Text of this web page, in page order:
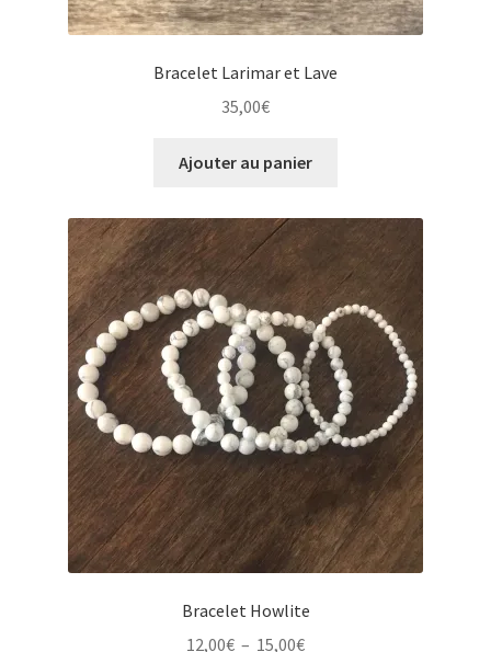
Bracelet Larimar et Lave
35,00€
Ajouter au panier
Bracelet Howlite
12,00€ – 15,00€Plage